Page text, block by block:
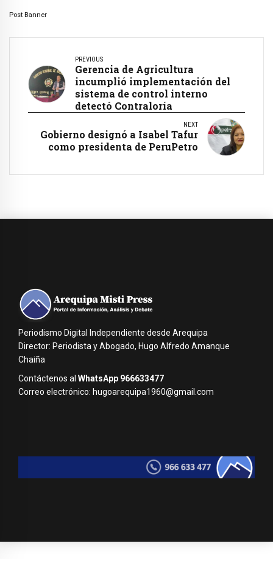
Post Banner
PREVIOUS
Gerencia de Agricultura
incumplió implementación del
sistema de control interno
detectó Contraloría
NEXT
Gobierno designó a Isabel Tafur
como presidenta de PeruPetro
Periodismo Digital Independiente desde Arequipa
Director: Periodista y Abogado, Hugo Alfredo Amanque
Chaiña
Contáctenos al WhatsApp 966633477
Correo electrónico: hugoarequipa1960@gmail.com